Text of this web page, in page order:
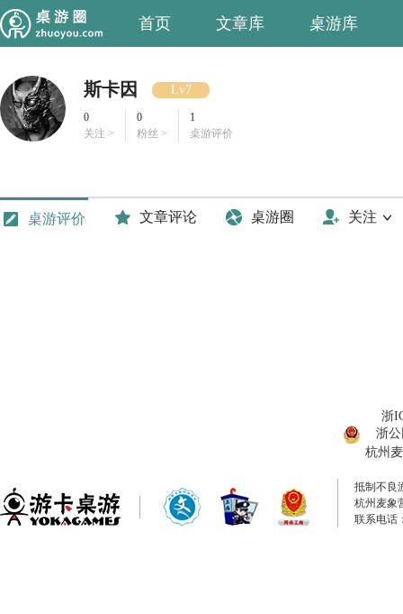
首页 文章库 桌游库
斯卡因 Lv7
0
关注 >
0
粉丝 >
1
桌游评价
桌游评价 文章评论 桌游圈 关注
浙
浙公
杭州
抵制不良
杭州麦象
联系电话